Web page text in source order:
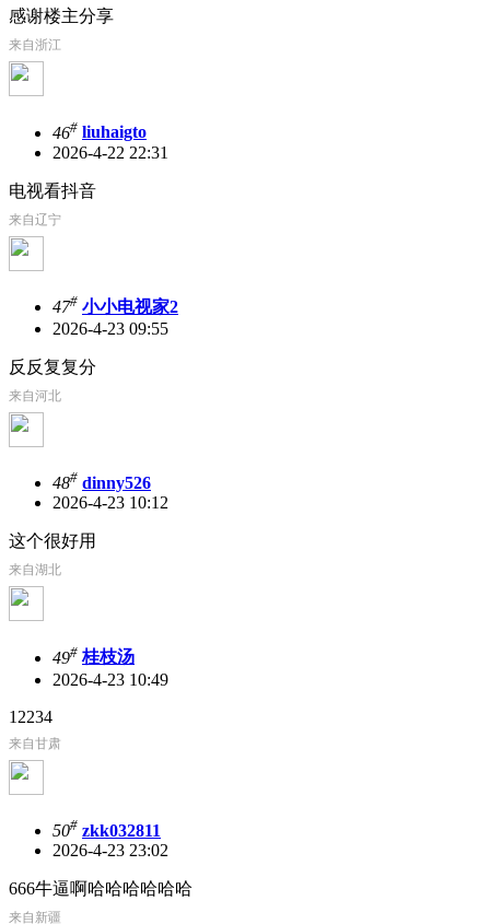
感谢楼主分享
来自浙江
46# liuhaigto
2026-4-22 22:31
电视看抖音
来自辽宁
47# 小小电视家2
2026-4-23 09:55
反反复复分
来自河北
48# dinny526
2026-4-23 10:12
这个很好用
来自湖北
49# 桂枝汤
2026-4-23 10:49
12234
来自甘肃
50# zkk032811
2026-4-23 23:02
666牛逼啊哈哈哈哈哈哈
来自新疆